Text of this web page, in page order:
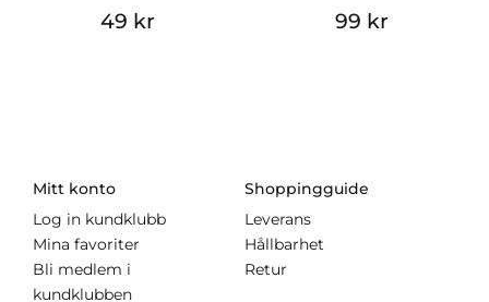
49 kr 99 kr
Mitt konto
Log in kundklubb
Mina favoriter
Bli medlem i
kundklubben
Shoppingguide
Leverans
Hållbarhet
Retur